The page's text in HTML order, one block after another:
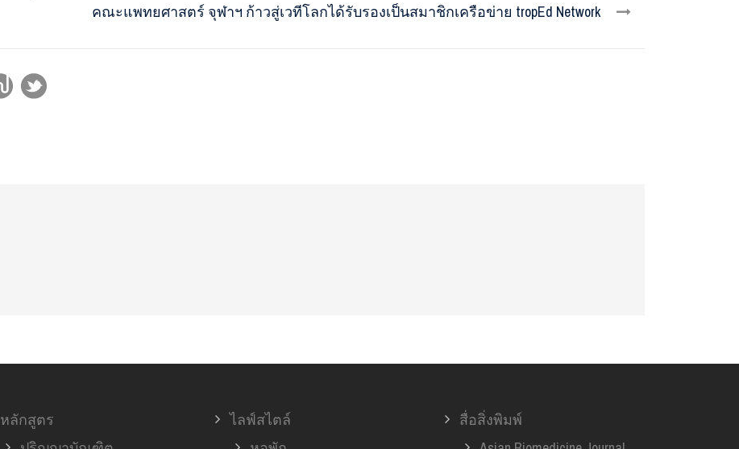
คณะแพทยศาสตร์ จุฬาฯ ก้าวสู่เวทีโลกได้รับรองเป็นสมาชิกเครือข่าย tropEd Network
หลักสูตร
ไลฟ์สไตล์
สื่อสิ่งพิมพ์